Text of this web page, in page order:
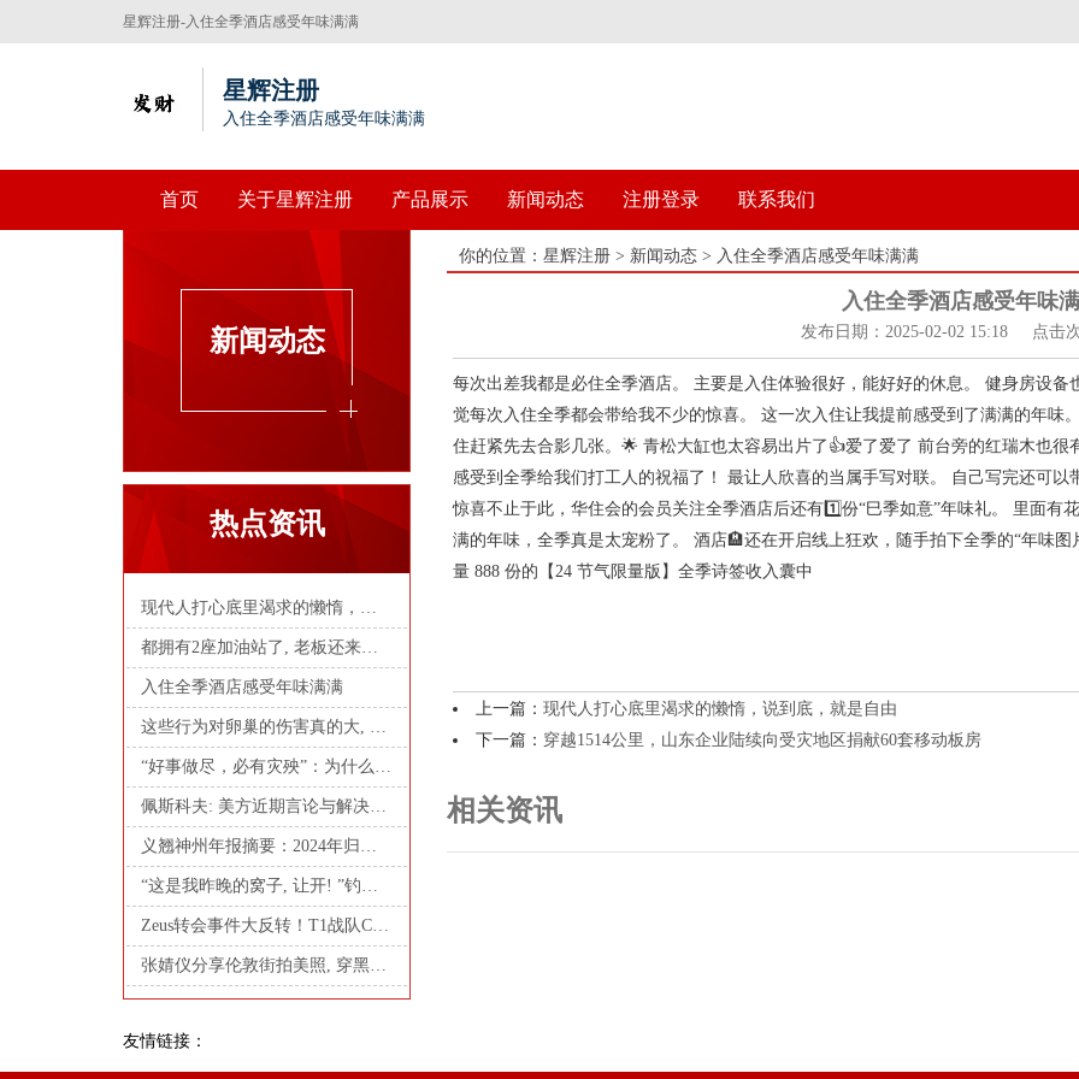
星辉注册-入住全季酒店感受年味满满
星辉注册
入住全季酒店感受年味满满
首页 关于星辉注册 产品展示 新闻动态 注册登录 联系我们
新闻动态
热点资讯
现代人打心底里渴求的懒惰，说到底，就是自由
都拥有2座加油站了, 老板还来应聘当司机?
入住全季酒店感受年味满满
这些行为对卵巢的伤害真的大, 但很多姑娘却还在做
“好事做尽，必有灾殃”：为什么有情有义的人，后来都修了无情道
佩斯科夫: 美方近期言论与解决俄乌冲突意愿不冲突
义翘神州年报摘要：2024年归母净利润同比减少53.13%
“这是我昨晚的窝子, 让开! ”钓友抢位折我鱼竿, 我选择了报警!
Zeus转会事件大反转！T1战队COO：4年长约+不降薪，也没能留住他_宙斯_吕布_回应
张婧仪分享伦敦街拍美照, 穿黑色束腰大衣戴贝雷帽优雅又大气!
你的位置：星辉注册 > 新闻动态 > 入住全季酒店感受年味满满
入住全季酒店感受年味
发布日期：2025-02-02 15:18 点击
每次出差我都是必住全季酒店。 主要是入住体验很好，能好好的休息。 健身房设
觉每次入住全季都会带给我不少的惊喜。 这一次入住让我提前感受到了满满的年味
住赶紧先去合影几张。🌟 青松大缸也太容易出片了👍爱了爱了 前台旁的红瑞木也
感受到全季给我们打工人的祝福了！ 最让人欣喜的当属手写对联。 自己写完还可
惊喜不止于此，华住会的会员关注全季酒店后还有1️⃣份“巳季如意”年味礼。 里面有
满的年味，全季真是太宠粉了。 酒店🏨还在开启线上狂欢，随手拍下全季的“年味
量 888 份的【24 节气限量版】全季诗签收入囊中
上一篇：现代人打心底里渴求的懒惰，说到底，就是自由
下一篇： 穿越1514公里，山东企业陆续向受灾地区捐献60套移动板房
相关资讯
友情链接：